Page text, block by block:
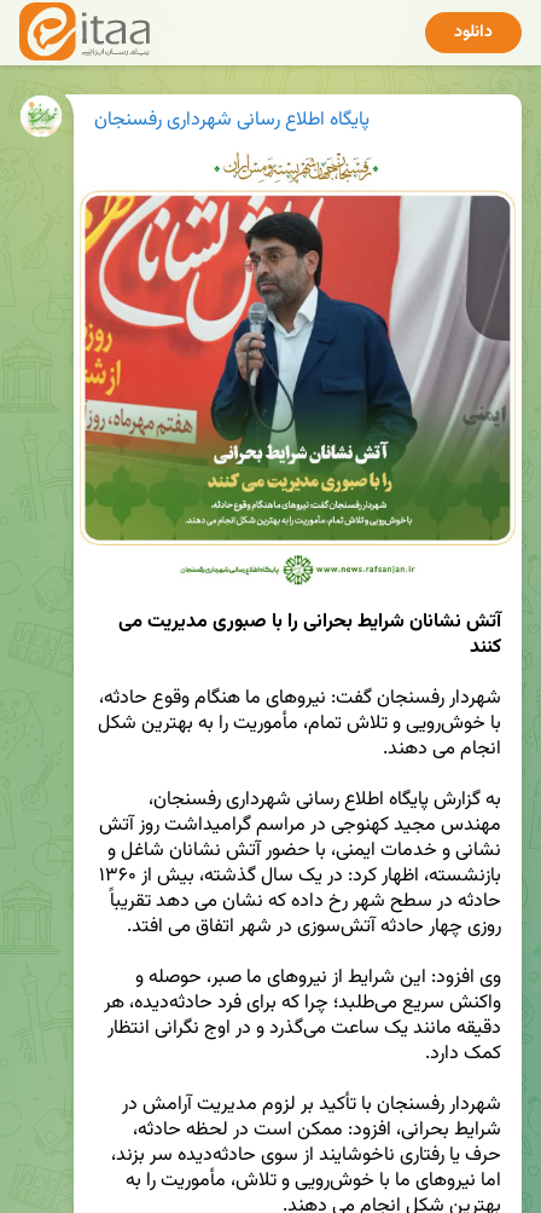
دانلود